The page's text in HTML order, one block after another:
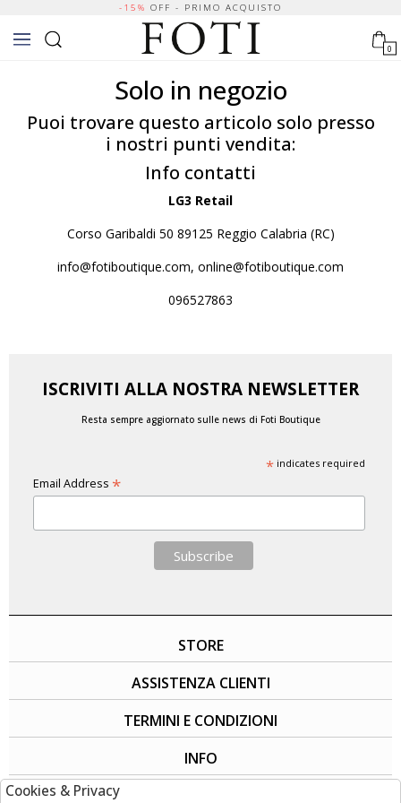
-15% OFF - PRIMO ACQUISTO
0
Solo in negozio
Puoi trovare questo articolo solo presso
i nostri punti vendita:
Info contatti
LG3 Retail
Corso Garibaldi 50 89125 Reggio Calabria (RC)
info@fotiboutique.com, online@fotiboutique.com
096527863
ISCRIVITI ALLA NOSTRA NEWSLETTER
Resta sempre aggiornato sulle news di Foti Boutique
*indicates required
Email Address *
STORE
ASSISTENZA CLIENTI
TERMINI E CONDIZIONI
INFO
Cookies & Privacy